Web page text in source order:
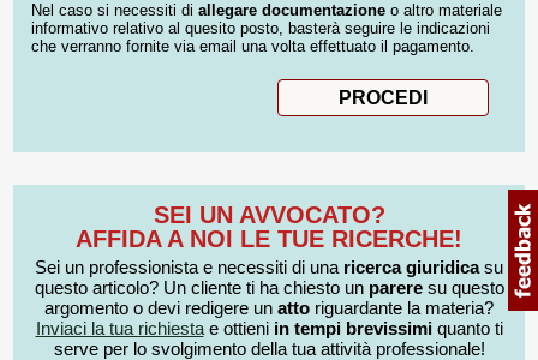
Nel caso si necessiti di allegare documentazione o altro materiale
informativo relativo al quesito posto, basterà seguire le indicazioni
che verranno fornite via email una volta effettuato il pagamento.
SEI UN AVVOCATO?
AFFIDA A NOI LE TUE RICERCHE!
Sei un professionista e necessiti di una ricerca giuridicasu
questo articolo? Un cliente ti ha chiesto un pareresu questo
argomento o devi redigere un atto riguardante la materia?
Inviaci la tua richiestae ottieni in tempi brevissimiquanto ti
serve per lo svolgimento della tua attività professionale!